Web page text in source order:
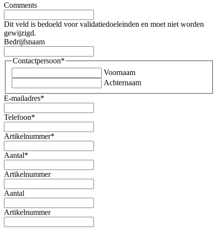
Comments
Dit veld is bedoeld voor validatiedoeleinden en moet niet worden
gewijzigd.
Bedrijfsnaam
Contactpersoon*
Voornaam
Achternaam
E-mailadres*
Telefoon*
Artikelnummer*
Aantal*
Artikelnummer
Aantal
Artikelnummer